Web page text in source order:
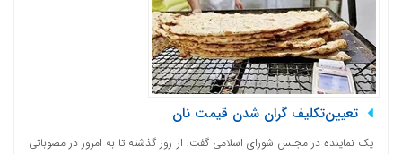
تعیین‌تکلیف گران شدن قیمت نان
یک نماینده در مجلس شورای اسلامی گفت: از روز گذشته تا به امروز در مصوباتی